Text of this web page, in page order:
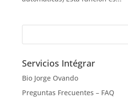
Servicios Intégrar
Bio Jorge Ovando
Preguntas Frecuentes – FAQ